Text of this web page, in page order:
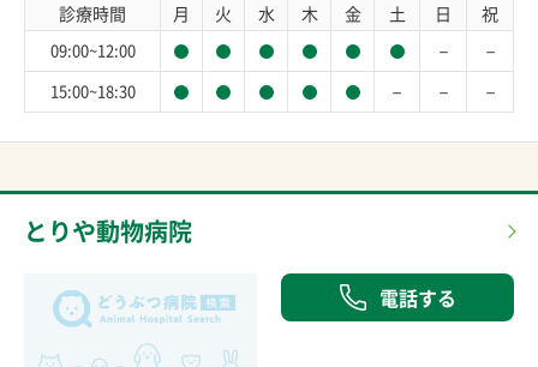
診療時間 月 火 水 木 金 土 日 祝
09:00~12:00 － －
15:00~18:30 － － －
とりや動物病院
電話する